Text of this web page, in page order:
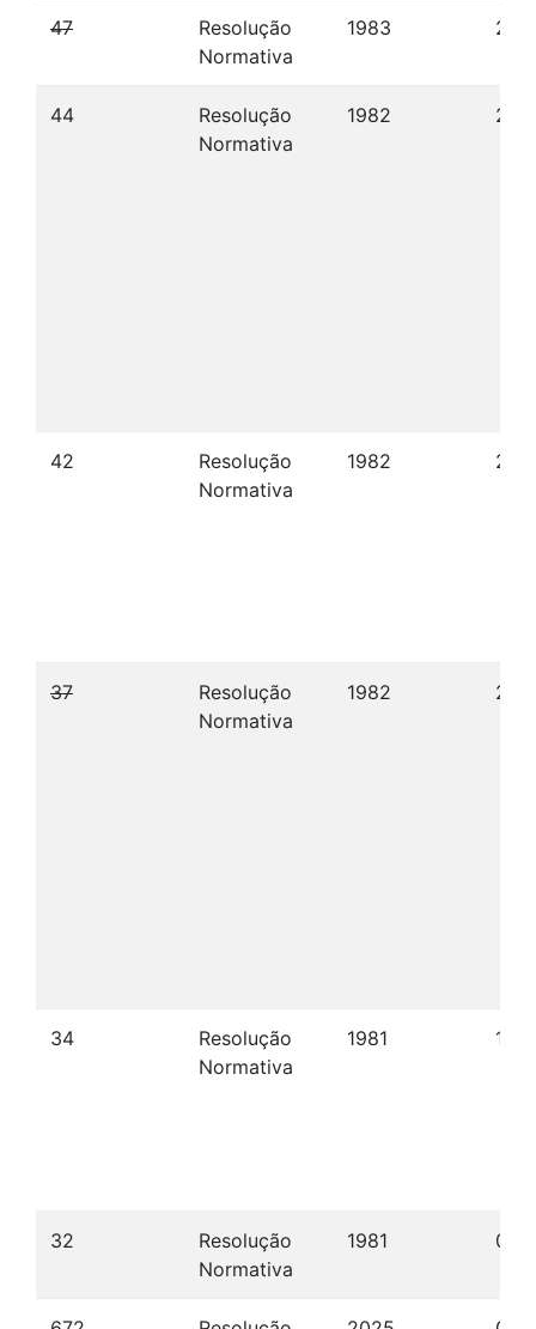
47
Resolução
Normativa
1983 28/
44
Resolução
Normativa
1982 22/
42
Resolução
Normativa
1982 28/
37
Resolução
Normativa
1982 28/
34
Resolução
Normativa
1981 17/
32
Resolução
Normativa
1981 06/